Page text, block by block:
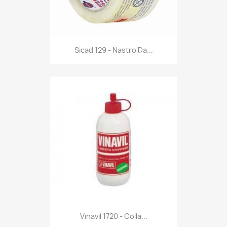
Anteprima
Sicad 129 - Nastro Da...
Anteprima
Vinavil 1720 - Colla...